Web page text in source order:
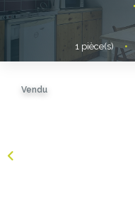
1 pièce(s) •
Vendu